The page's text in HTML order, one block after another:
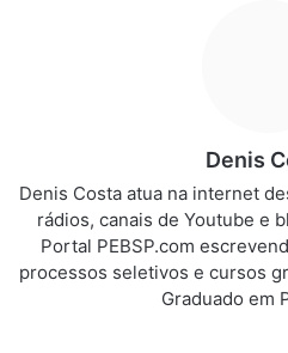
Denis
Denis Costa atua na internet
rádios, canais de Youtube e
Portal PEBSP.com
processos seletivos e cursos
Graduado em